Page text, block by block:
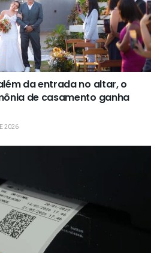
da entrada no altar, o
de casamento ganha
2026